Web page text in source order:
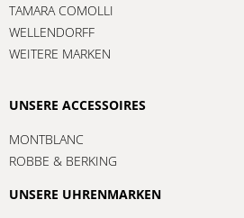
TAMARA COMOLLI
WELLENDORFF
WEITERE MARKEN
UNSERE ACCESSOIRES
MONTBLANC
ROBBE & BERKING
UNSERE UHRENMARKEN